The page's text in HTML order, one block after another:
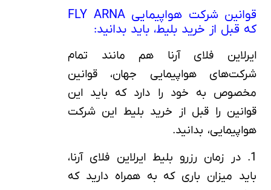
قوانین شرکت هواپیمایی FLY ARNA
که قبل از خرید بلیط، باید بدانید:
ایرلاین فلای آرنا هم مانند تمام
شرکت‌های هواپیمایی جهان، قوانین
مخصوص به خود را دارد که باید این
قوانین را قبل از خرید بلیط این شرکت
هواپیمایی، بدانید.
1. در زمان رزرو بلیط ایرلاین فلای آرنا،
باید میزان باری که به همراه دارید که